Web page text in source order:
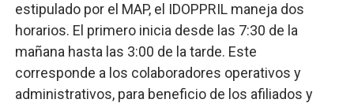
estipulado por el MAP, el IDOPPRIL maneja dos
horarios. El primero inicia desde las 7:30 de la
mañana hasta las 3:00 de la tarde. Este
corresponde a los colaboradores operativos y
administrativos, para beneficio de los afiliados y